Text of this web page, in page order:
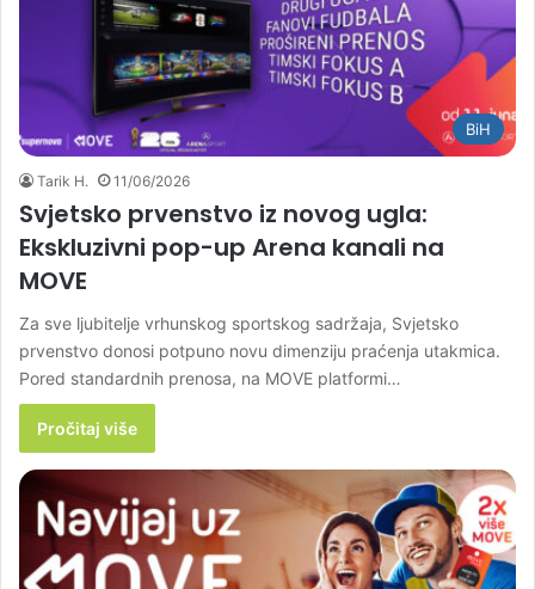
BiH
Tarik H. 11/06/2026
Svjetsko prvenstvo iz novog ugla:
Ekskluzivni pop-up Arena kanali na
MOVE
Za sve ljubitelje vrhunskog sportskog sadržaja, Svjetsko
prvenstvo donosi potpuno novu dimenziju praćenja utakmica.
Pored standardnih prenosa, na MOVE platformi…
Pročitaj više